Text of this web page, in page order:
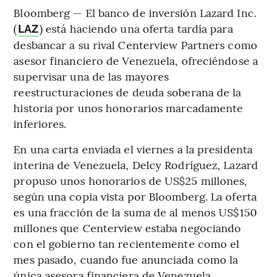
Bloomberg — El banco de inversión Lazard Inc.
(LAZ) está haciendo una oferta tardía para
desbancar a su rival Centerview Partners como
asesor financiero de Venezuela, ofreciéndose a
supervisar una de las mayores
reestructuraciones de deuda soberana de la
historia por unos honorarios marcadamente
inferiores.
En una carta enviada el viernes a la presidenta
interina de Venezuela, Delcy Rodríguez, Lazard
propuso unos honorarios de US$25 millones,
según una copia vista por Bloomberg. La oferta
es una fracción de la suma de al menos US$150
millones que Centerview estaba negociando
con el gobierno tan recientemente como el
mes pasado, cuando fue anunciada como la